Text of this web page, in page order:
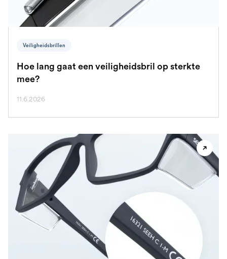
Veiligheidsbrillen
Hoe lang gaat een veiligheidsbril op sterkte
mee?
11.6.2026